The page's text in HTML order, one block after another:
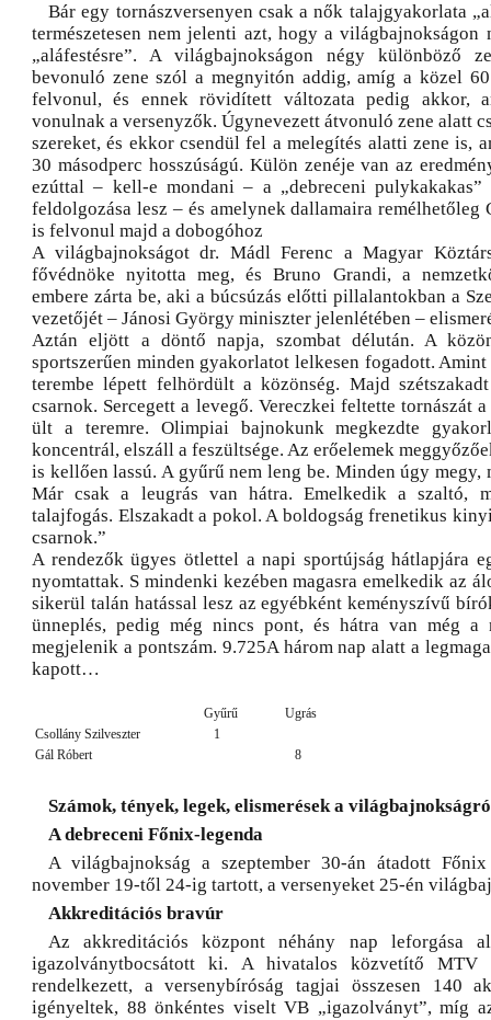
Bár egy tornászversenyen csak a nők talajgyakorlata
természetesen nem jelenti azt, hogy a világbajnokságon
„aláfestésre”. A világbajnokságon négy különböző
bevonuló zene szól a megnyitón addig, amíg a közel
felvonul, és ennek rövidített változata pedig akkor,
vonulnak a versenyzők. Úgynevezett átvonuló zene alatt
szereket, és ekkor csendül fel a melegítés alatti zene is,
30 másodperc hosszúságú. Külön zenéje van az
ezúttal – kell-e mondani – a „debreceni pulykakakas”
feldolgozása lesz – és amelynek dallamaira remélhetőleg
is felvonul majd a dobogóhoz
A világbajnokságot dr. Mádl Ferenc a Magyar
fővédnöke nyitotta meg, és Bruno Grandi, a
embere zárta be, aki a búcsúzás előtti pillalantokban a
vezetőjét – Jánosi György miniszter jelenlétében –
Aztán eljött a döntő napja, szombat délután. A
sportszerűen minden gyakorlatot lelkesen fogadott.
terembe lépett felhördült a közönség. Majd
csarnok. Sercegett a levegő. Vereczkei feltette tornászát
ült a teremre. Olimpiai bajnokunk megkezdte
koncentrál, elszáll a feszültsége. Az erőelemek
is kellően lassú. A gyűrű nem leng be. Minden úgy megy,
Már csak a leugrás van hátra. Emelkedik a szaltó,
talajfogás. Elszakadt a pokol. A boldogság frenetikus
csarnok.”
A rendezők ügyes ötlettel a napi sportújság hátlapjára
nyomtattak. S mindenki kezében magasra emelkedik az
sikerül talán hatással lesz az egyébként keményszívű
ünneplés, pedig még nincs pont, és hátra van még a
megjelenik a pontszám. 9.725A három nap alatt a
kapott…
Gyűrű
Ugrás
Csollány Szilveszter
1
Gál Róbert
8
Számok, tények, legek, elismerések a
A debreceni Főnix-legenda
A világbajnokság a szeptember 30-án átadott
november 19-től 24-ig tartott, a versenyeket 25-én
Akkreditációs bravúr
Az akkreditációs központ néhány nap leforgása
igazolványtbocsátott ki. A hivatalos közvetítő MTV
rendelkezett, a versenybíróság tagjai összesen 140
igényeltek, 88 önkéntes viselt VB „igazolványt”, míg